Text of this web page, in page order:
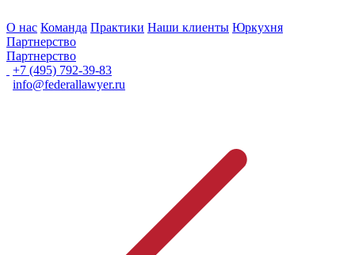
О нас Команда Практики Наши клиенты Юркухня
Партнерство
Партнерство
+7 (495) 792-39-83
info@federallawyer.ru